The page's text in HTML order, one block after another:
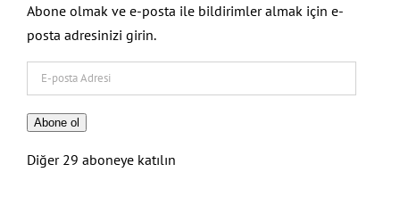
Abone olmak ve e-posta ile bildirimler almak için e-
posta adresinizi girin.
posta
Adresi
Abone ol
Diğer 29 aboneye katılın